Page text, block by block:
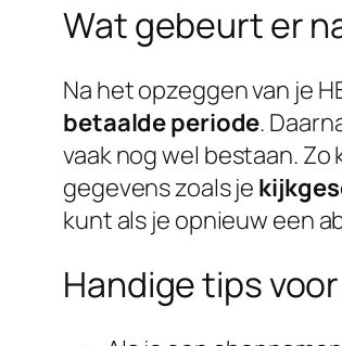
Wat gebeurt er
Na het opzeggen van je
betaalde periode.
vaak nog wel bestaan.
gegevens zoals je
kunt als je opnieuw een
Handige tips